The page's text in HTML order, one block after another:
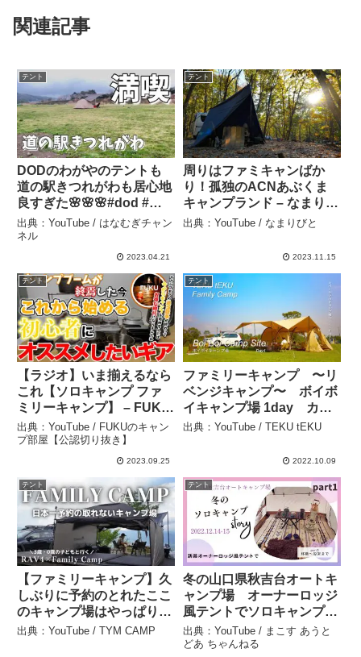
関連記事
テント
DODのわがやのテントも
道の駅きつれがわも居心地
良すぎた🌸🌸🌸#dod #お
花見#道の駅 – はなむぎチ
ャンネル
出典：YouTube / はなむぎチャン
ネル
2023.04.21
テント
周りはファミキャンばか
り！孤独のACNあぶくま
キャンプランド – なまりび
と
出典：YouTube / なまりびと
2023.11.15
テント
【ラジオ】いま揃えるなら
これ【ソロキャンプ ファ
ミリーキャンプ】 – FUKU
のキャンプ部屋【公認切り
抜き】
出典：YouTube / FUKUのキャン
プ部屋【公認切り抜き】
2023.09.25
テント
ファミリーキャンプ 〜リ
ベンジキャンプ〜 ボイボ
イキャンプ場 1day カマ
ボコテント – TEKU tEKU
出典：YouTube / TEKU tEKU
2022.10.09
テント
【ファミリーキャンプ】久
しぶりに予約のとれたここ
のキャンプ場はやっぱり最
高でした! – TYM CAMP
出典：YouTube / TYM CAMP
テント
冬の山口県秋吉台オートキ
ャンプ場 オーナーロッジ
風テントでソロキャンプや
ってみた🎵part1 – まこす
あうとどあ ちゃんねる
出典：YouTube / まこす あうと
どあ ちゃんねる